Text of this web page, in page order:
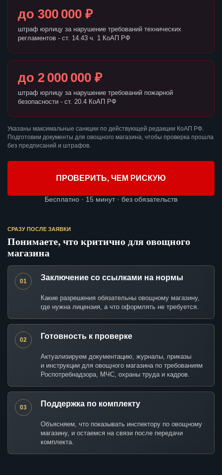
до 300 000 ₽
штраф юрлицу за нарушение требований технических
регламентов - ст. 14.43 ч. 1 КоАП РФ
до 2 000 000 ₽
штраф юрлицу за нарушение требований пожарной
безопасности - ст. 20.4 КоАП РФ
Указаны максимальные санкции по действующей редакции КоАП РФ.
Подготовим документы для овощного магазина, чтобы проверка прошла
без предписаний и штрафов.
ПРОВЕРИТЬ, ЧЕМ РИСКУЮ
Бесплатно · 15 минут · без обязательств
СРАЗУ ПОСЛЕ ЗАЯВКИ
Понимаете, что критично для овощного
магазина
01 Заключение со ссылками на нормы
Какие разрешения обязательны овощному магазину,
где нужна лицензия, а что оформлять не требуется.
02 Готовность к проверке
Актуализируем документацию, журналы, приказы
и инструкции для овощного магазина по требованиям
Роспотребнадзора, МЧС, охраны труда и кадров.
03 Поддержка по комплекту
Объясняем, что показывать инспектору по овощному
магазину, и остаемся на связи после передачи
комплекта.